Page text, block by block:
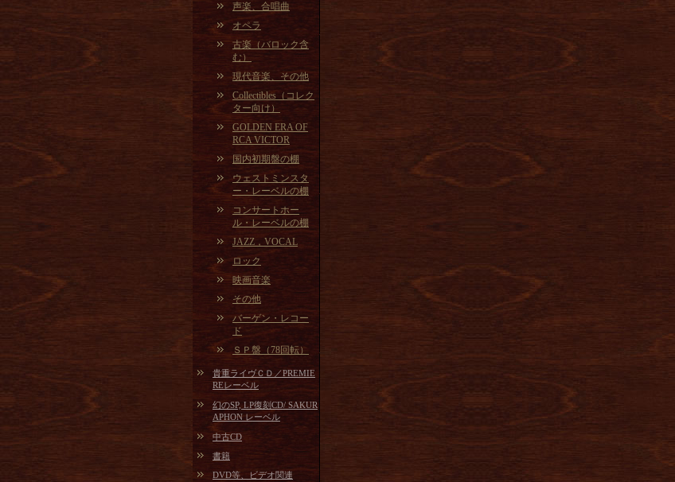
声楽、合唱曲
オペラ
古楽（バロック含
む）
現代音楽、その他
Collectibles（コレク
ター向け）
GOLDEN ERA OF
RCA VICTOR
国内初期盤の棚
ウェストミンスタ
ー・レーベルの棚
コンサートホー
ル・レーベルの棚
JAZZ，VOCAL
ロック
映画音楽
その他
バーゲン・レコー
ド
ＳＰ盤（78回転）
貴重ライヴＣＤ／PREMIE
REレーベル
幻のSP, LP復刻CD/ SAKUR
APHON レーベル
中古CD
書籍
DVD等、ビデオ関連